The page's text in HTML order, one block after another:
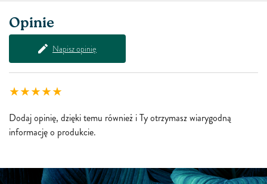
Opinie
Napisz opinię
Dodaj opinię, dzięki temu również i Ty otrzymasz wiarygodną
informację o produkcie.